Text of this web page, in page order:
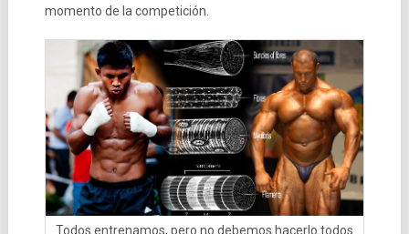
momento de la competición.
Todos entrenamos, pero no debemos hacerlo todos